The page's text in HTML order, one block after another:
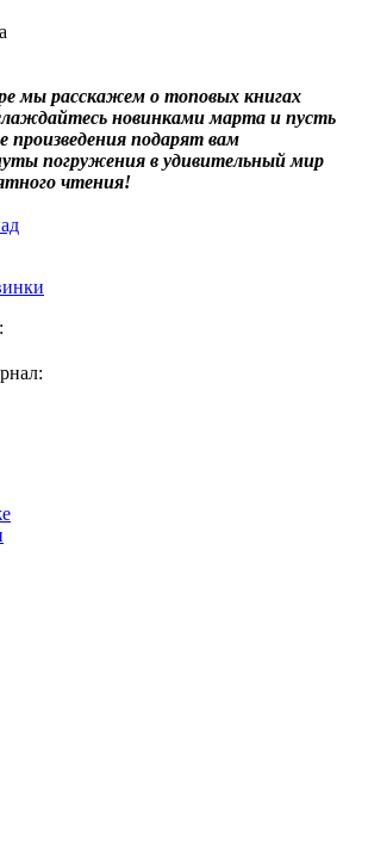
мы расскажем о топовых книгах
новинками марта и пусть
произведения подарят вам
погружения в удивительный мир
чтения!